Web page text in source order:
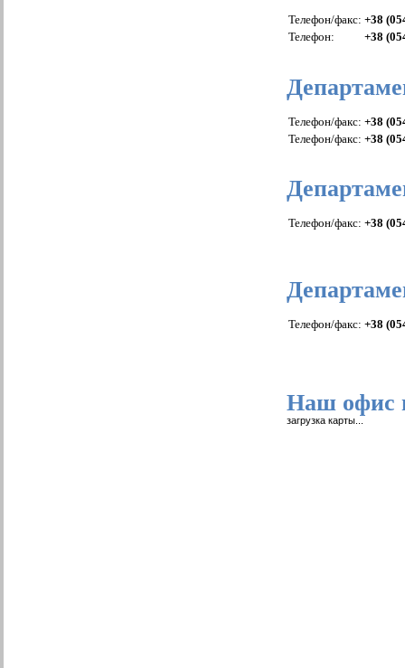
Телефон/факс: +38
Телефон:
+38
Телефон/факс: +38
Телефон/факс: +38
Телефон/факс: +38
Телефон/факс: +38
Наш офис
загрузка карты...